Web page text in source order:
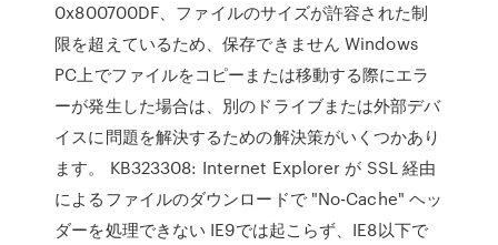
0x800700DF、ファイルのサイズが許容された制
限を超えているため、保存できません Windows
PC上でファイルをコピーまたは移動する際にエラ
ーが発生した場合は、別のドライブまたは外部デバ
イスに問題を解決するための解決策がいくつかあり
ます。 KB323308: Internet Explorer が SSL 経由
によるファイルのダウンロードで "No-Cache" ヘッ
ダーを処理できない IE9では起こらず、IE8以下で